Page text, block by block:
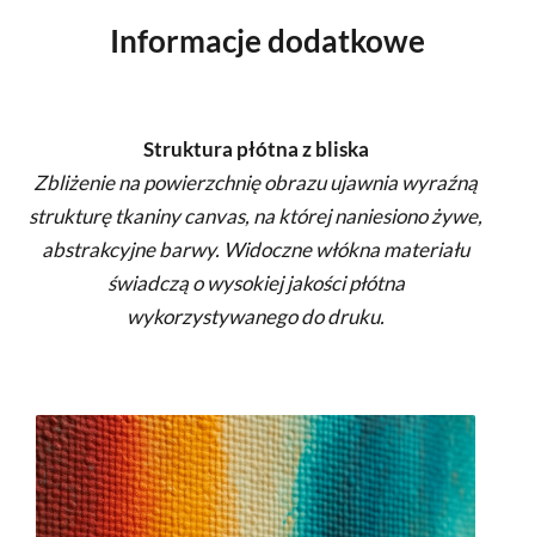
Informacje dodatkowe
Struktura płótna z bliska
Zbliżenie na powierzchnię obrazu ujawnia wyraźną
strukturę tkaniny canvas, na której naniesiono żywe,
abstrakcyjne barwy. Widoczne włókna materiału
świadczą o wysokiej jakości płótna
wykorzystywanego do druku.